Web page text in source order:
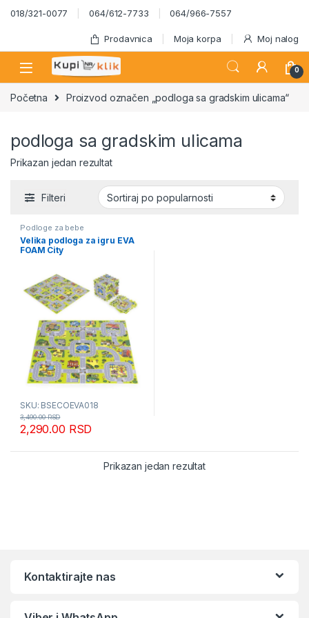
Skip to navigation
Skip to content
018/321-0077 064/612-7733 064/966-7557
Prodavnica Moja korpa Moj nalog
0
Početna Proizvod označen „podloga sa gradskim ulicama“
podloga sa gradskim ulicama
Prikazan jedan rezultat
Filteri
Podloge za bebe
Velika podloga za igru EVA
FOAM City
SKU: BSECOEVA018
2,290.00 RSD
3,490.00RSD
Prikazan jedan rezultat
Kontaktirajte nas